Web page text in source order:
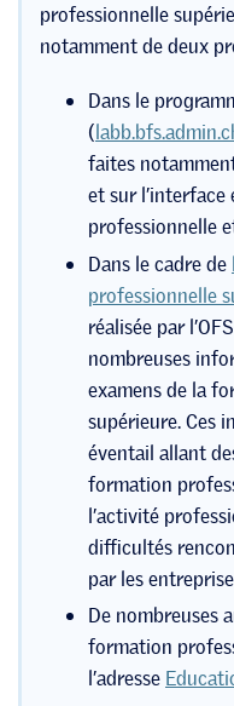
professionnelle
notamment de deux
Dans le
(
faites
et sur
professionnelle
Dans le cadre de
professionnelle
réalisée par
nombreuses
examens de la
supérieure. Ces
éventail allant
formation
l’activité
difficultés
par les
De nombreuses
formation
l’adresse